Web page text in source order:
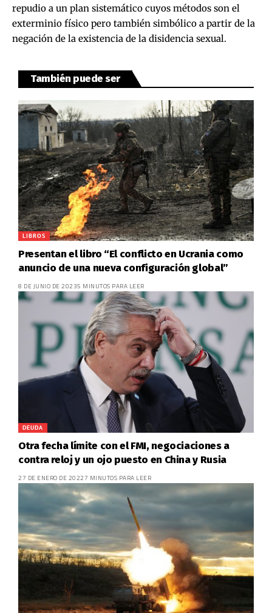
repudio a un plan sistemático cuyos métodos son el
exterminio físico pero también simbólico a partir de la
negación de la existencia de la disidencia sexual.
También puede ser
LIBROS
Presentan el libro “El conflicto en Ucrania como
anuncio de una nueva configuración global”
8 DE JUNIO DE 20235 MINUTOS PARA LEER
DEUDA
Otra fecha límite con el FMI, negociaciones a
contra reloj y un ojo puesto en China y Rusia
27 DE ENERO DE 20227 MINUTOS PARA LEER